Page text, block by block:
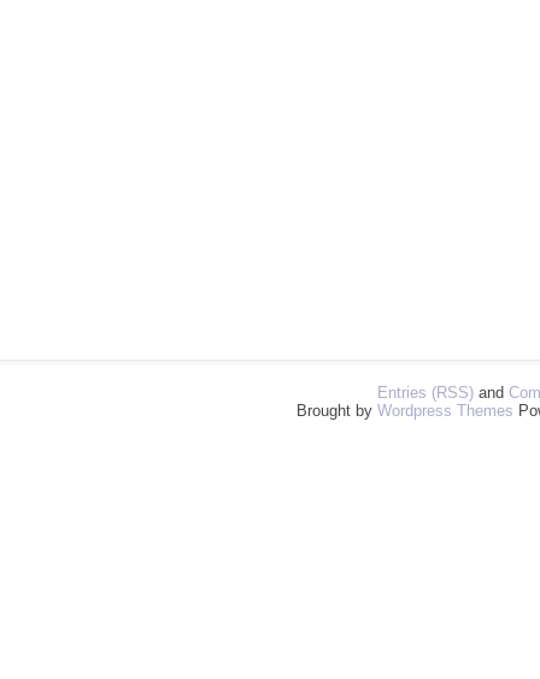
Entries (RSS)and
Brought by Wordpress Themes